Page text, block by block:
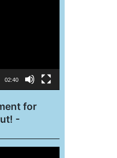
02:40
for
-